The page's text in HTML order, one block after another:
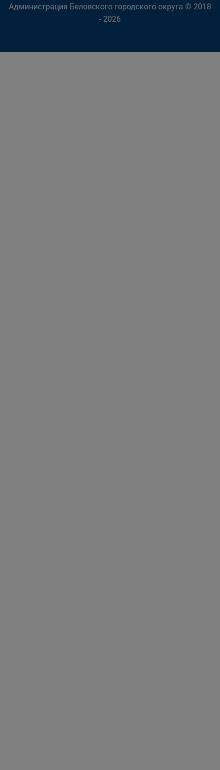
Администрация Беловского городского округа © 2018
- 2026